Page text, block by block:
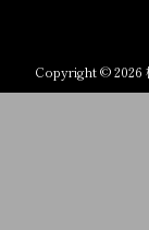
Copyright © 2026